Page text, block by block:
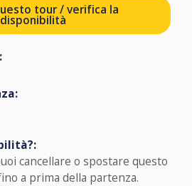
tour / verifica la
disponibilità
cancellare o spostare questo
a prima della partenza.